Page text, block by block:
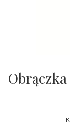
Obrączka